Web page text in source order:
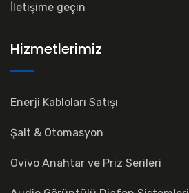
İletişime geçin
Hizmetlerimiz
Enerji Kabloları Satışı
Şalt & Otomasyon
Ovivo Anahtar ve Priz Serileri